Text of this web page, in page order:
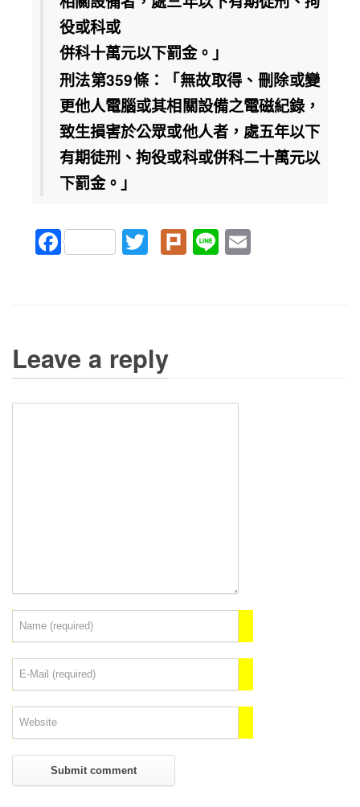
役或科或
併科十萬元以下罰金。」
刑法第359條：「無故取得、刪除或變
更他人電腦或其相關設備之電磁紀錄，
致生損害於公眾或他人者，處五年以下
有期徒刑、拘役或科或併科二十萬元以
下罰金。」
FacebookTwitterPlurk
Line
Leave a reply